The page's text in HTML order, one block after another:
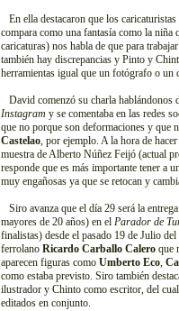
En ella destacaron que los
compara como una fantasía como la niña
caricaturas) nos habla de que para
también hay discrepancias y Pinto y
herramientas igual que un fotógrafo o un
David comenzó su charla hablándonos
Instagram y se comentaba en las redes
que no porque son deformaciones y que
Castelao, por ejemplo. A la hora de
muestra de Alberto Núñez Feijó (actual
responde que es más importante tener a
muy engañosas ya que se retocan y
Siro avanza que el día 29 será la
mayores de 20 años) en el Parador de
finalistas) desde el pasado 19 de Julio
ferrolano Ricardo Carballo Calero que
aparecen figuras como Umberto Eco,
como estaba previsto. Siro también
ilustrador y Chinto como escritor, del
editados en conjunto.